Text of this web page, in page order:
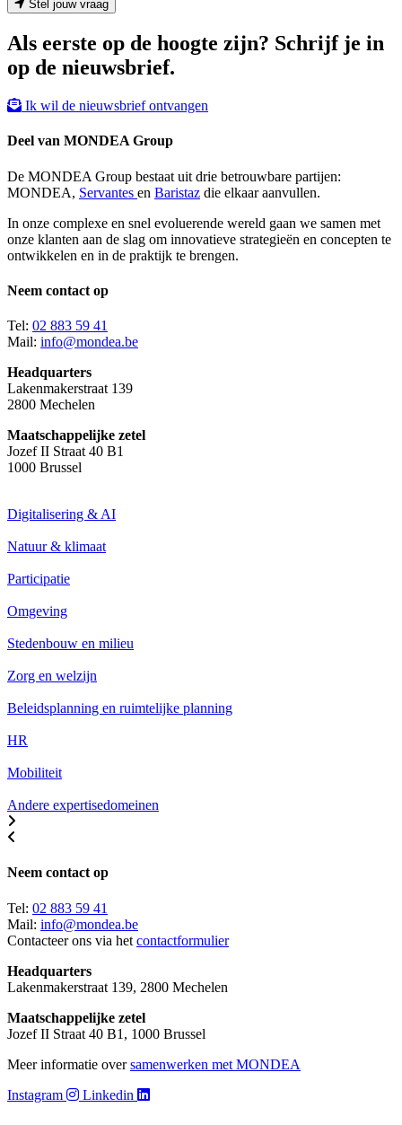
Stel jouw vraag
Als eerste op de hoogte zijn? Schrijf je in
op de nieuwsbrief.
Ik wil de nieuwsbrief ontvangen
Deel van MONDEA Group
De MONDEA Group bestaat uit drie betrouwbare partijen:
MONDEA, Servantes en Baristaz die elkaar aanvullen.
In onze complexe en snel evoluerende wereld gaan we samen met
onze klanten aan de slag om innovatieve strategieën en concepten te
ontwikkelen en in de praktijk te brengen.
Neem contact op
Tel: 02 883 59 41
Mail: info@mondea.be
Headquarters
Lakenmakerstraat 139
2800 Mechelen
Maatschappelijke zetel
Jozef II Straat 40 B1
1000 Brussel
Digitalisering & AI
Natuur & klimaat
Participatie
Omgeving
Stedenbouw en milieu
Zorg en welzijn
Beleidsplanning en ruimtelijke planning
HR
Mobiliteit
Andere expertisedomeinen
Neem contact op
Tel: 02 883 59 41
Mail: info@mondea.be
Contacteer ons via het contactformulier
Headquarters
Lakenmakerstraat 139, 2800 Mechelen
Maatschappelijke zetel
Jozef II Straat 40 B1, 1000 Brussel
Meer informatie oversamenwerken met MONDEA
Instagram
Linkedin